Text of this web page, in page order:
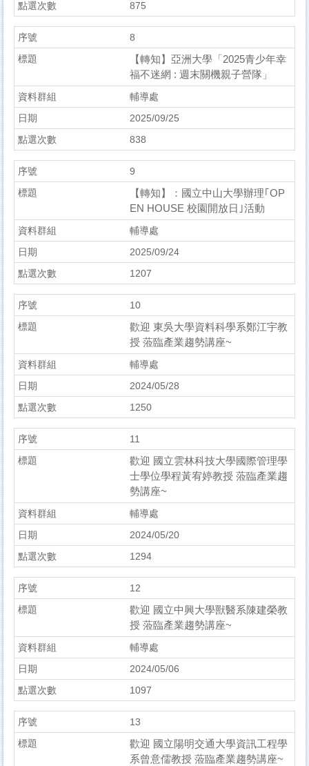
875
8
【轉知】亞洲大學「2025青少年幸
福不迷網 : 週末關機親子營隊」
輔導處
2025/09/25
838
9
【轉知】：國立中山大學辦理｢OP
EN HOUSE 校園開放日｣活動
輔導處
2025/09/24
1207
10
歡迎 東吳大學資料科學系鄭江宇教
授 蒞臨產業趨勢講座~
輔導處
2024/05/28
1250
11
歡迎 國立雲林科技大學國際管理學
士學位學程黃宥婷教授 蒞臨產業趨
勢講座~
輔導處
2024/05/20
1294
12
歡迎 國立中興大學獸醫系陳建榮教
授 蒞臨產業趨勢講座~
輔導處
2024/05/06
1097
13
歡迎 國立陽明交通大學資訊工程學
系曾意儒教授 蒞臨產業趨勢講座~